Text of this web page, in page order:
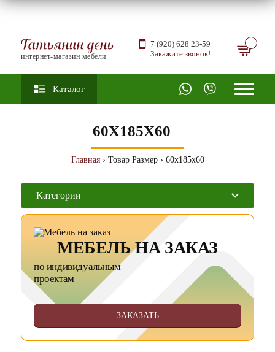
Татьянин день
интернет-магазин мебели
7 (920) 628 23-59
Закажите звонок!
Каталог
60X185X60
Главная› Товар Размер › 60x185x60
Категории
МЕБЕЛЬ НА ЗАКАЗ
по индивидуальным
проектам
ЗАКАЗАТЬ